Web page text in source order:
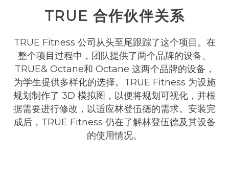
TRUE 合作伙伴关系
TRUE Fitness 公司从头至尾跟踪了这个项目。在
整个项目过程中，团队提供了两个品牌的设备、
TRUE& Octane和 Octane 这两个品牌的设备，
为学生提供多样化的选择。TRUE Fitness 为设施
规划制作了 3D 模拟图，以便将规划可视化，并根
据需要进行修改，以适应林登伍德的需求。安装完
成后，TRUE Fitness 仍在了解林登伍德及其设备
的使用情况。